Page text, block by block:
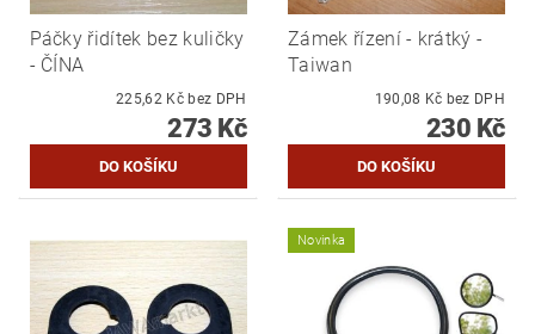
Páčky řidítek bez kuličky
- ČÍNA
225,62 Kč bez DPH
273 Kč
Zámek řízení - krátký -
Taiwan
190,08 Kč bez DPH
230 Kč
Novinka